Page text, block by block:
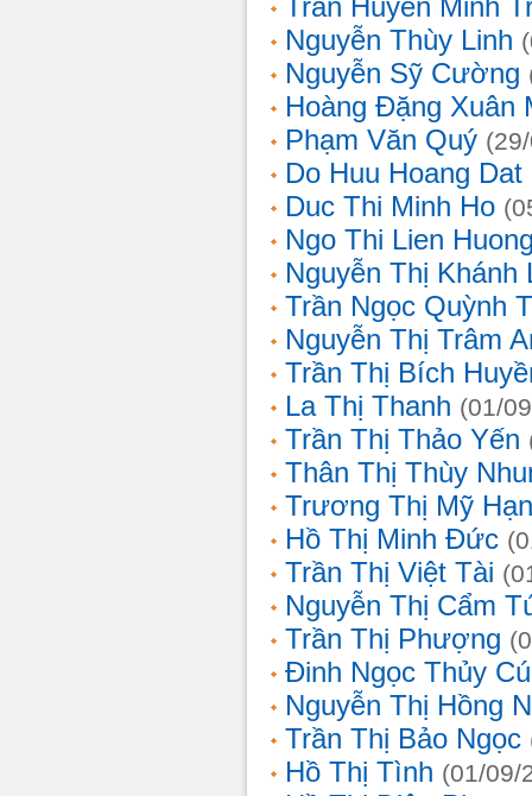
Trần Huyền Minh
Nguyễn Thùy Linh
Nguyễn Sỹ Cường
Hoàng Đặng Xuân
Phạm Văn Quý
Do Huu Hoang Dat
Duc Thi Minh Ho
Ngo Thi Lien
Nguyễn Thị Khánh
Trần Ngọc Quỳnh
Nguyễn Thị Trâm
Trần Thị Bích
La Thị Thanh (01/
Trần Thị Thảo Yến
Thân Thị Thùy
Trương Thị Mỹ
Hồ Thị Minh Đức
Trần Thị Việt Tài
Nguyễn Thị Cẩm
Trần Thị Phượng
Đinh Ngọc Thủy
Nguyễn Thị Hồng
Trần Thị Bảo Ngọc
Hồ Thị Tình (01/09/